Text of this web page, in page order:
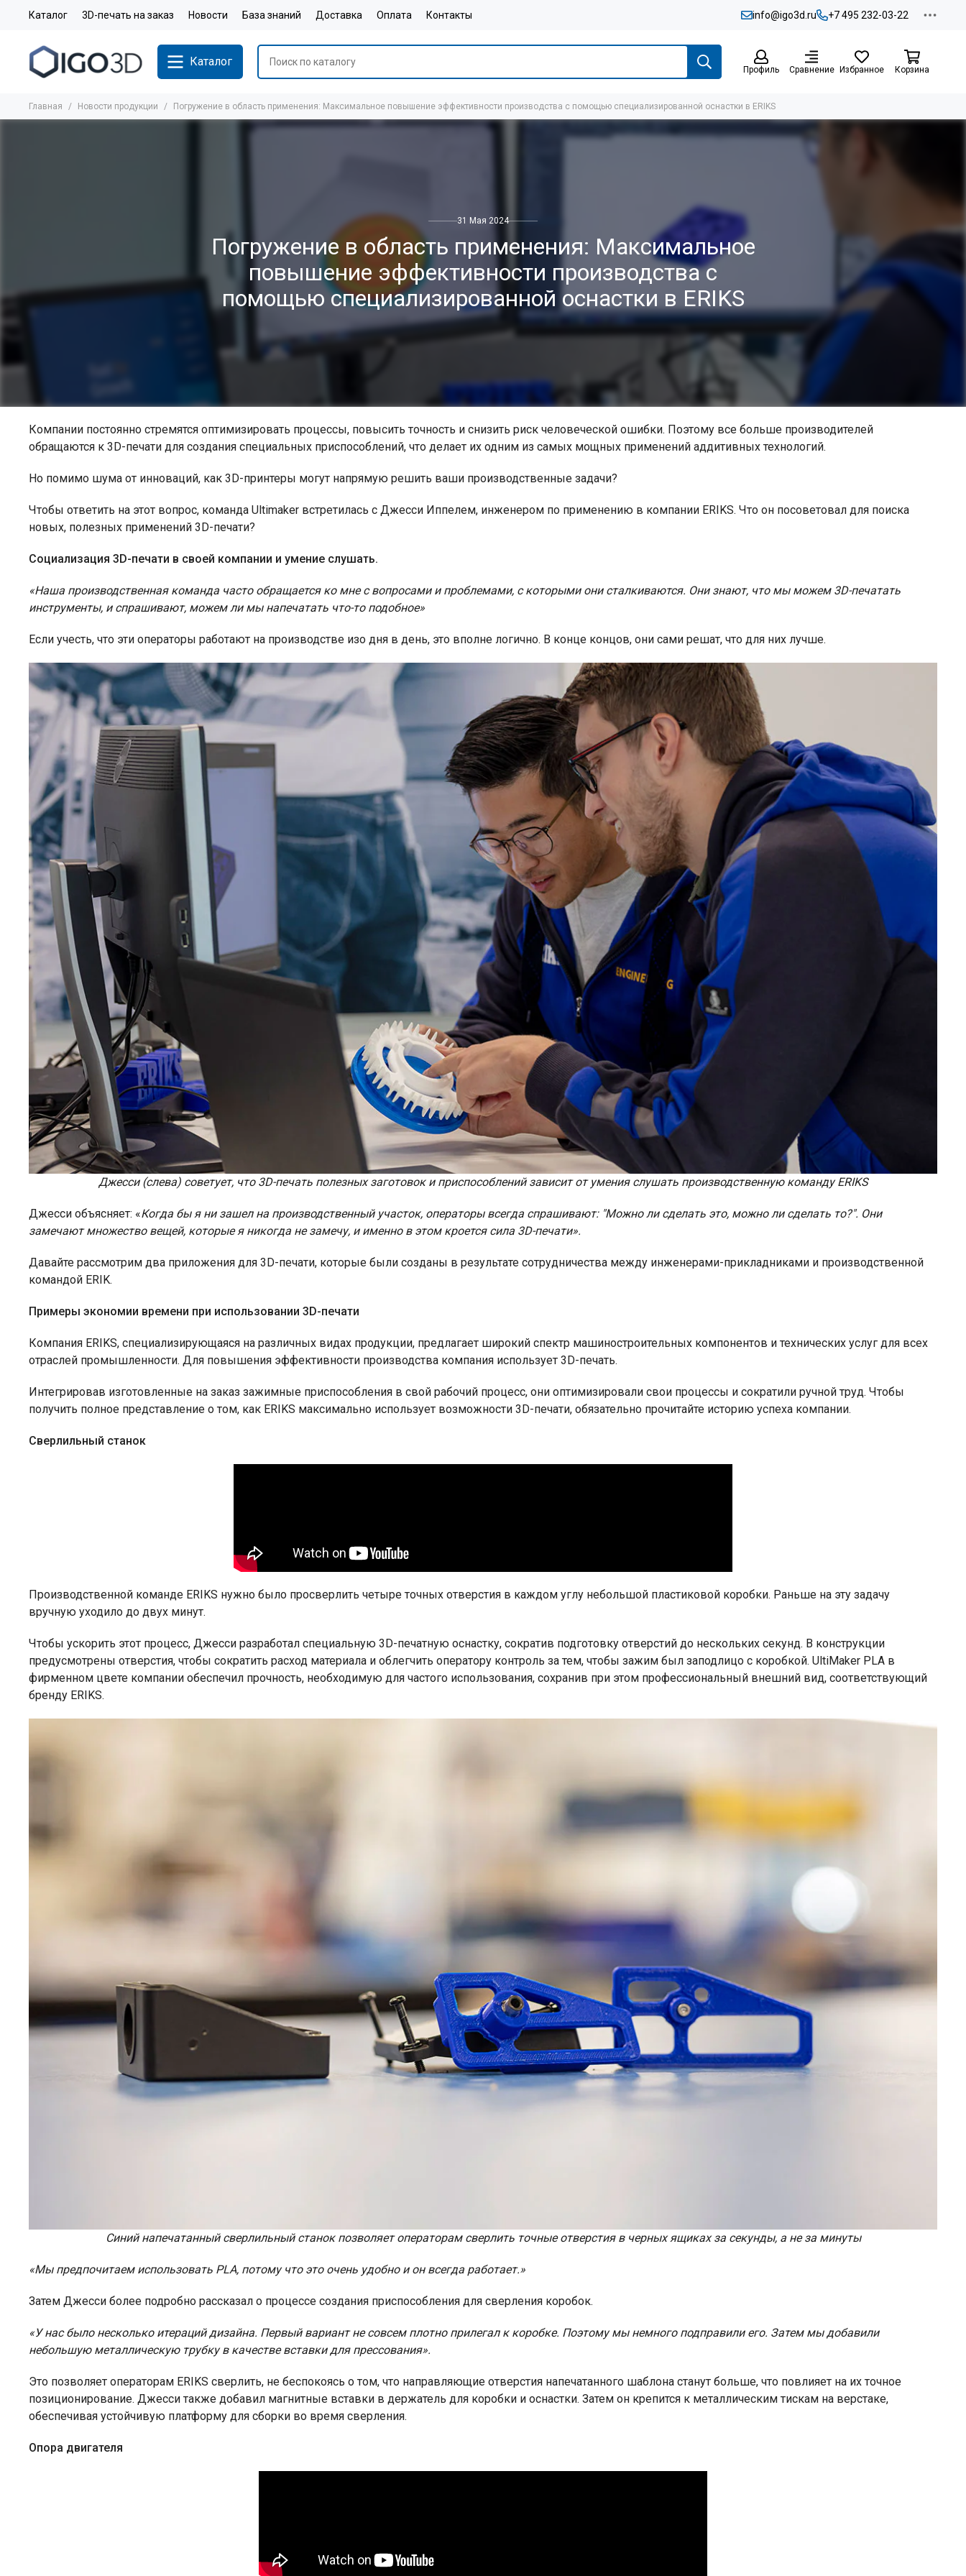
Каталог 3D-печать на заказ Новости База знаний Доставка Оплата Контакты info@igo3d.ru +7 495 232-03-22
Каталог
Профиль Сравнение Избранное Корзина
Главная Новости продукции Погружение в область применения: Максимальное повышение эффективности производства с помощью специализированной оснастки в ERIKS
31 Мая 2024
Погружение в область применения: Максимальное
повышение эффективности производства с
помощью специализированной оснастки в ERIKS
Компании постоянно стремятся оптимизировать процессы, повысить точность и снизить риск человеческой ошибки. Поэтому все больше производителей
обращаются к 3D-печати для создания специальных приспособлений, что делает их одним из самых мощных применений аддитивных технологий.
Но помимо шума от инноваций, как 3D-принтеры могут напрямую решить ваши производственные задачи?
Чтобы ответить на этот вопрос, команда Ultimaker встретилась с Джесси Иппелем, инженером по применению в компании ERIKS. Что он посоветовал для поиска
новых, полезных применений 3D-печати?
Социализация 3D-печати в своей компании и умение слушать.
«Наша производственная команда часто обращается ко мне с вопросами и проблемами, с которыми они сталкиваются. Они знают, что мы можем 3D-печатать
инструменты, и спрашивают, можем ли мы напечатать что-то подобное»
Если учесть, что эти операторы работают на производстве изо дня в день, это вполне логично. В конце концов, они сами решат, что для них лучше.
Джесси (слева) советует, что 3D-печать полезных заготовок и приспособлений зависит от умения слушать производственную команду ERIKS
Джесси объясняет: «Когда бы я ни зашел на производственный участок, операторы всегда спрашивают: "Можно ли сделать это, можно ли сделать то?". Они
замечают множество вещей, которые я никогда не замечу, и именно в этом кроется сила 3D-печати».
Давайте рассмотрим два приложения для 3D-печати, которые были созданы в результате сотрудничества между инженерами-прикладниками и производственной
командой ERIK.
Примеры экономии времени при использовании 3D-печати
Компания ERIKS, специализирующаяся на различных видах продукции, предлагает широкий спектр машиностроительных компонентов и технических услуг для всех
отраслей промышленности. Для повышения эффективности производства компания использует 3D-печать.
Интегрировав изготовленные на заказ зажимные приспособления в свой рабочий процесс, они оптимизировали свои процессы и сократили ручной труд. Чтобы
получить полное представление о том, как ERIKS максимально использует возможности 3D-печати, обязательно прочитайте историю успеха компании.
Сверлильный станок
Производственной команде ERIKS нужно было просверлить четыре точных отверстия в каждом углу небольшой пластиковой коробки. Раньше на эту задачу
вручную уходило до двух минут.
Чтобы ускорить этот процесс, Джесси разработал специальную 3D-печатную оснастку, сократив подготовку отверстий до нескольких секунд. В конструкции
предусмотрены отверстия, чтобы сократить расход материала и облегчить оператору контроль за тем, чтобы зажим был заподлицо с коробкой. UltiMaker PLA в
фирменном цвете компании обеспечил прочность, необходимую для частого использования, сохранив при этом профессиональный внешний вид, соответствующий
бренду ERIKS.
Синий напечатанный сверлильный станок позволяет операторам сверлить точные отверстия в черных ящиках за секунды, а не за минуты
«Мы предпочитаем использовать PLA, потому что это очень удобно и он всегда работает.»
Затем Джесси более подробно рассказал о процессе создания приспособления для сверления коробок.
«У нас было несколько итераций дизайна. Первый вариант не совсем плотно прилегал к коробке. Поэтому мы немного подправили его. Затем мы добавили
небольшую металлическую трубку в качестве вставки для прессования».
Это позволяет операторам ERIKS сверлить, не беспокоясь о том, что направляющие отверстия напечатанного шаблона станут больше, что повлияет на их точное
позиционирование. Джесси также добавил магнитные вставки в держатель для коробки и оснастки. Затем он крепится к металлическим тискам на верстаке,
обеспечивая устойчивую платформу для сборки во время сверления.
Опора двигателя